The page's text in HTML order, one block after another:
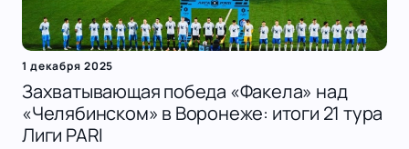
1 декабря 2025
Захватывающая победа «Факела» над
«Челябинском» в Воронеже: итоги 21 тура
Лиги PARI